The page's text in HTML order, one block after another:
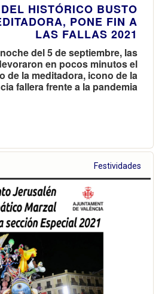
HISTÓRICO BUSTO
PONE FIN A
LAS FALLAS 2021
del 5 de septiembre, las
en pocos minutos el
de la meditadora, icono de la
fallera frente a la pandemia
Festividades